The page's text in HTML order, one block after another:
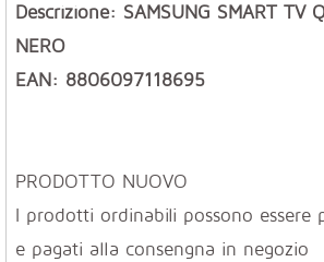
Descrizione: SAMSUNG SMART TV
NERO
EAN: 8806097118695
PRODOTTO NUOVO
I prodotti ordinabili possono essere
e pagati alla consengna in negozio